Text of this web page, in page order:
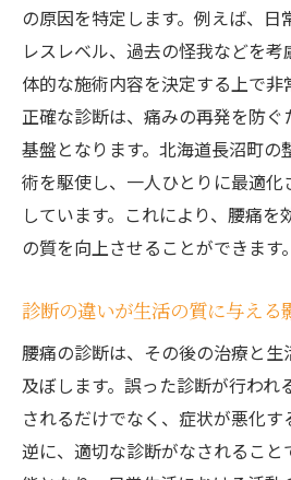
の原因を特定します。例えば、日
レスレベル、過去の怪我などを
体的な施術内容を決定する上で非
正確な診断は、痛みの再発を防ぐ
基盤となります。北海道長沼町の
術を駆使し、一人ひとりに最適
しています。これにより、腰痛
の質を向上させることができます。
診断の違いが生活の質に与える
腰痛の診断は、その後の治療と生
及ぼします。誤った診断が行われ
されるだけでなく、症状が悪化す
逆に、適切な診断がなされるこ